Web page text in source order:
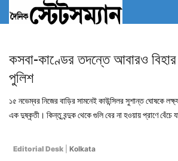
কসবা-কাণ্ডের তদন্তে আবারও বিহার
পুলিশ
১৫ নভেম্বর নিজের বাড়ির সামনেই কাউন্সিলর সুশান্ত ঘোষকে
এক দুষ্কৃতী। কিন্তু বন্দুক থেকে গুলি বের না হওয়ায় প্রাণে বেঁচে
Editorial Desk
Kolkata